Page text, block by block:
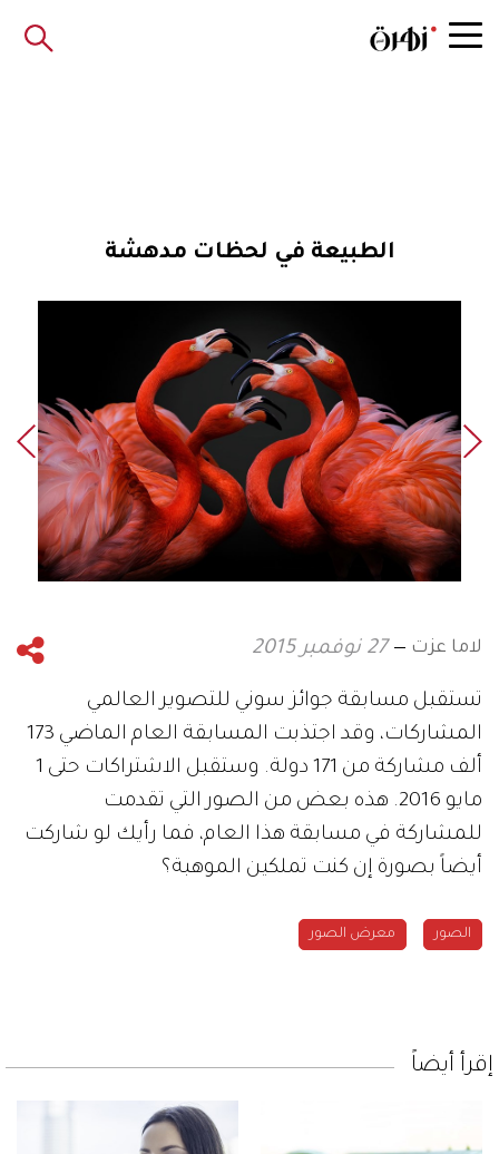
الطبيعة في لحظات مدهشة
لاما عزت 27 نوفمبر 2015
تستقبل مسابقة جوائز سوني للتصوير العالمي
المشاركات، وقد اجتذبت المسابقة العام الماضي 173
ألف مشاركة من 171 دولة. وستقبل الاشتراكات حتى 1
مايو 2016. هذه بعض من الصور التي تقدمت
للمشاركة في مسابقة هذا العام، فما رأيك لو شاركت
أيضاً بصورة إن كنت تملكين الموهبة؟
الصور معرض الصور
إقرأ أيضاً